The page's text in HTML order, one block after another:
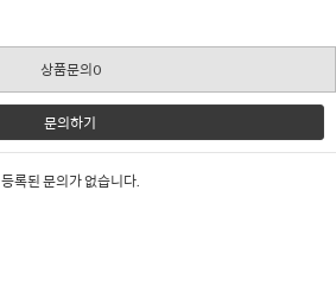
상품문의0
문의하기
등록된 문의가 없습니다.